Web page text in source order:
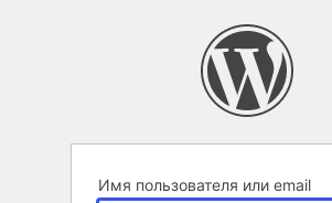
Имя пользователя или email